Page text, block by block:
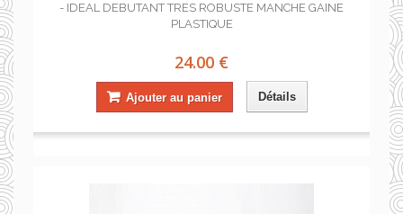
- IDEAL DEBUTANT TRES ROBUSTE MANCHE GAINE
PLASTIQUE
24.00 €
Ajouter au panier Détails